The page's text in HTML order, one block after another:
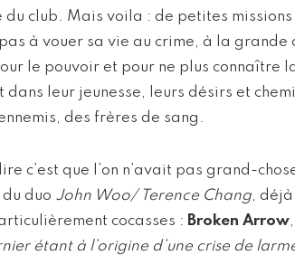
club. Mais voila : de petites missions
à vouer sa vie au crime, à la grande
le pouvoir et pour ne plus connaître
leur jeunesse, leurs désirs et
des frères de sang.
c’est que l’on n’avait pas grand-
duo John Woo/ Terence Chang,
cocasses : Broken Arrow,
étant à l’origine d’une crise de